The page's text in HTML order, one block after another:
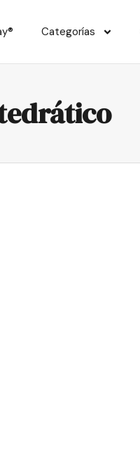
Categorías